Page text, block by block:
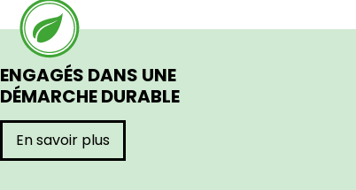
ENGAGÉS DANS UNE
DÉMARCHE DURABLE
En savoir plus